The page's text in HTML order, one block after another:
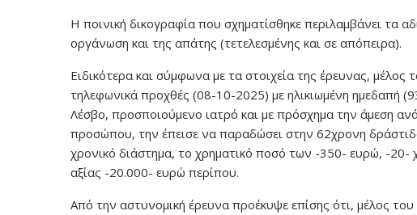
Η ποινική δικογραφία που σχηματίσθηκε περιλαμβάνει τα
οργάνωση και της απάτης (τετελεσμένης και σε απόπειρα).
Ειδικότερα και σύμφωνα με τα στοιχεία της έρευνας, μέλος
τηλεφωνικά προχθές (08-10-2025) με ηλικιωμένη ημεδαπή
Λέσβο, προσποιούμενο ιατρό και με πρόσχημα την άμεση
προσώπου, την έπεισε να παραδώσει στην 62χρονη
χρονικό διάστημα, το χρηματικό ποσό των -350- ευρώ, -20-
αξίας -20.000- ευρώ περίπου.
Από την αστυνομική έρευνα προέκυψε επίσης ότι, μέλος